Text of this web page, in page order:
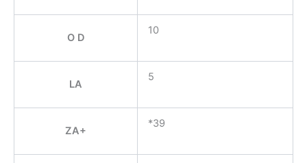
O D
10
LA
5
ZA+
*39